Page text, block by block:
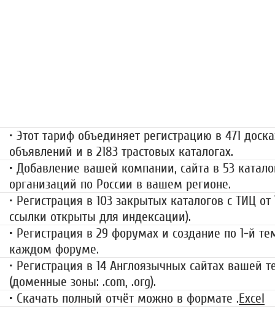
• Этот тариф объединяет регистрацию в 471
объявлений и в 2183 трастовых каталогах.
• Добавление вашей компании, сайта в 53
организаций по России в вашем регионе.
• Регистрация в 103 закрытых каталогов с ТИЦ от
ссылки открыты для индексации).
• Регистрация в 29 форумах и создание по 1-й
каждом форуме.
• Регистрация в 14 Англоязычных сайтах вашей
(доменные зоны: .com, .org).
• Скачать полный отчёт можно в формате .Excel